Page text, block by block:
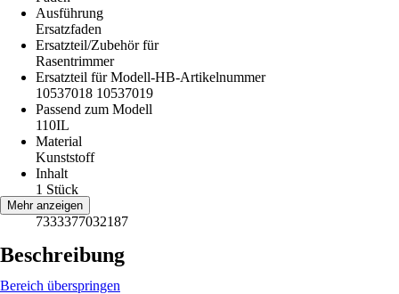
Ausführung
Ersatzfaden
Ersatzteil/Zubehör für
Rasentrimmer
Ersatzteil für Modell-HB-Artikelnummer
10537018 10537019
Passend zum Modell
110IL
Material
Kunststoff
Inhalt
1 Stück
EAN
7333377032187
Mehr anzeigen
Beschreibung
Bereich überspringen